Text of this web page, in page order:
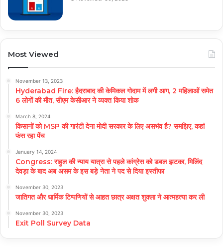
Most Viewed
November 13, 2023
Hyderabad Fire: हैदराबाद की केमिकल गोदाम में लगी आग, 2 महिलाओं समेत
6 लोगों की मौत, सीएम केसीआर ने व्यक्त किया शोक
March 8, 2024
किसानों को MSP की गारंटी देना मोदी सरकार के लिए असभंव है? समझिए, कहां
फंस रहा पेंच
January 14, 2024
Congress: राहुल की न्याय यात्रा से पहले कांग्रेस को डबल झटका, मिलिंद
देवड़ा के बाद अब असम के इस बड़े नेता ने पद से दिया इस्तीफा
November 30, 2023
जातिगत और धार्मिक टिप्पणियों से आहत छात्र अक्षत शुक्ला ने आत्महत्या कर ली
November 30, 2023
Exit Poll Survey Data